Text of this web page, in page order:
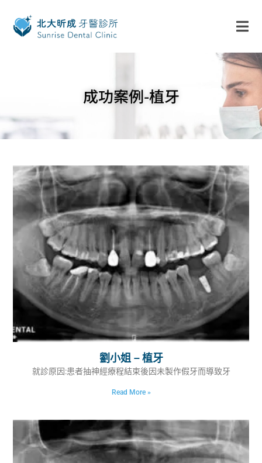
成功案例-植牙
劉小姐 – 植牙
就診原因:患者抽神經療程結束後因未製作假牙而導致牙
Read More »